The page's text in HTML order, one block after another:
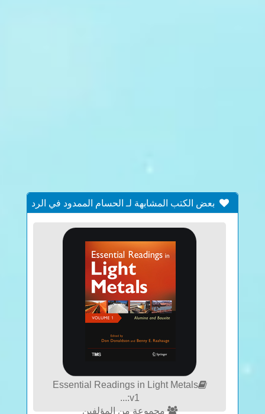
بعض الكتب المشابهة لـ الحسام الممدود في الرد
على اليهود
Essential Readings in Light Metals
v1:...
مجموعة من المؤلفين